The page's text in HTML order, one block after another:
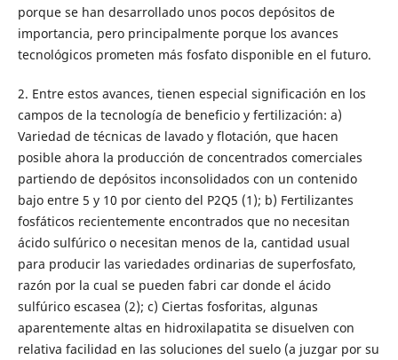
porque se han desarrollado unos pocos depósitos de
importancia, pero principalmente porque los avances
tecnológicos prometen más fosfato disponible en el futuro.
2. Entre estos avances, tienen especial significación en los
campos de la tecnología de beneficio y fertilización: a)
Variedad de técnicas de lavado y flotación, que hacen
posible ahora la producción de concentrados comerciales
partiendo de depósitos inconsolidados con un contenido
bajo entre 5 y 10 por ciento del P2Q5 (1); b) Fertilizantes
fosfáticos recientemente encontrados que no necesitan
ácido sulfúrico o necesitan menos de la, cantidad usual
para producir las variedades ordinarias de superfosfato,
razón por la cual se pueden fabri car donde el ácido
sulfúrico escasea (2); c) Ciertas fosforitas, algunas
aparentemente altas en hidroxilapatita se disuelven con
relativa facilidad en las soluciones del suelo (a juzgar por su